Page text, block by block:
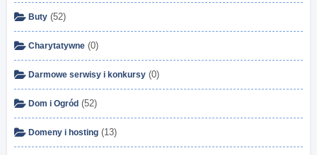
Buty (52)
Charytatywne (0)
Darmowe serwisy i konkursy (0)
Dom i Ogród (52)
Domeny i hosting (13)